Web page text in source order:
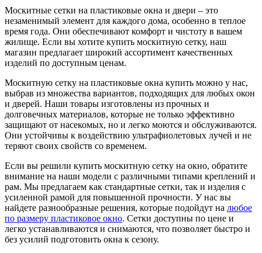
Москитные сетки на пластиковые окна и двери – это
незаменимый элемент для каждого дома, особенно в теплое
время года. Они обеспечивают комфорт и чистоту в вашем
жилище. Если вы хотите купить москитную сетку, наш
магазин предлагает широкий ассортимент качественных
изделий по доступным ценам.
Москитную сетку на пластиковые окна купить можно у нас,
выбрав из множества вариантов, подходящих для любых окон
и дверей. Наши товары изготовлены из прочных и
долговечных материалов, которые не только эффективно
защищают от насекомых, но и легко моются и обслуживаются.
Они устойчивы к воздействию ультрафиолетовых лучей и не
теряют своих свойств со временем.
Если вы решили купить москитную сетку на окно, обратите
внимание на наши модели с различными типами креплений и
рам. Мы предлагаем как стандартные сетки, так и изделия с
усиленной рамой для повышенной прочности. У нас вы
найдете разнообразные решения, которые подойдут на любое
по размеру пластиковое окно. Сетки доступны по цене и
легко устанавливаются и снимаются, что позволяет быстро и
без усилий подготовить окна к сезону.